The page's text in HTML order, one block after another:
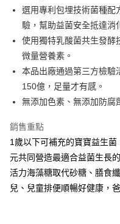
1.分期款項不併入電信帳單，
醒簡訊。
2.透過簡訊連結打開帳單後，可
帳／街口支付／iPASS MONEY
【注意事項】
1.本服務係由「台灣大哥大股份
用戶於交易時，得透過本服務
2.基於同意付款使用「大哥付你
由本公司與您本人進行分期帳單
3.完整用戶服務條款，請詳閱以
【「AFTEE先享後付」結帳流程
１．於結帳方式選擇「AFTEE
２．訂單成立數日內，您將收到
３．收到繳費通知簡訊後14天
ATM／網路銀行／等多元方式
※ 請注意：結帳手續完成當下
購買商品的店家。未經商家同
後付繳納相關費用。
是否繳費成功／繳費後需取消欲
客戶支援中心」
【注意事項】
易，需依本服務之必要範圍內提
權轉讓予恩沛科技股份有限公司
每筆NT$65，滿NT$1,300(
7-11取貨付款
宅配
每筆NT$85，滿NT$1,300(
選用專利包埋技術菌種
驗，幫助益菌安全抵達消
使用獨特乳酸菌共生發酵
微量營養素。
本品出廠通過第三方檢驗
150億，足量才有感。
無添加色素、無添加防腐
銷售重點
1歲以下可補充的寶寶益生
元共同營造最適合益菌生長
活力海藻糖取代砂糖、膳食
兒、兒童排便順暢好健康，